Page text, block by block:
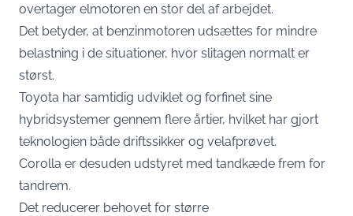
overtager elmotoren en stor del af arbejdet.
Det betyder, at benzinmotoren udsættes for mindre
belastning i de situationer, hvor slitagen normalt er
størst.
Toyota har samtidig udviklet og forfinet sine
hybridsystemer gennem flere årtier, hvilket har gjort
teknologien både driftssikker og velafprøvet.
Corolla er desuden udstyret med tandkæde frem for
tandrem.
Det reducerer behovet for større